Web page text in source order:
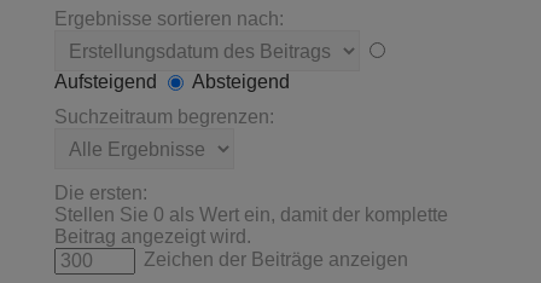
Ergebnisse sortieren nach:
Aufsteigend
Absteigend
Suchzeitraum begrenzen:
Die ersten:
Stellen Sie 0 als Wert ein, damit der komplette
Beitrag angezeigt wird.
Zeichen der Beiträge anzeigen